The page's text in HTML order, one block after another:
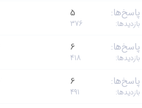
پاسخ‌ها 5
بازدیدها 376
پاسخ‌ها 6
بازدیدها 418
پاسخ‌ها 6
بازدیدها 491